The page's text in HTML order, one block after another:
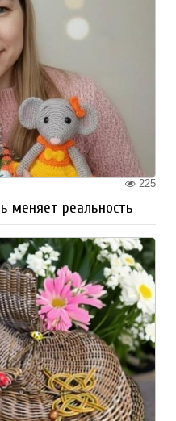
225
меняет реальность